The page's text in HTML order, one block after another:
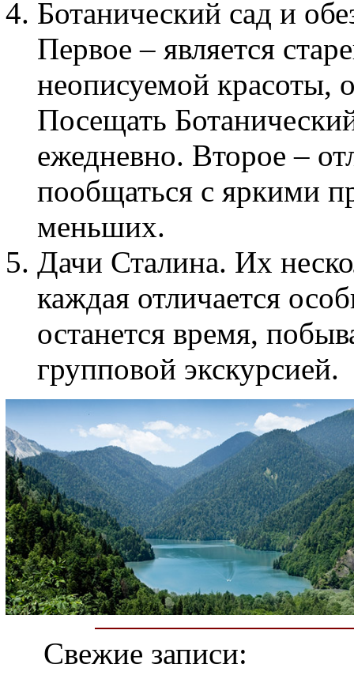
Ботанический сад и
Первое – является
неописуемой красоты,
Посещать
ежедневно. Второе –
пообщаться с яркими
меньших.
Дачи Сталина. Их
каждая отличается
останется время,
групповой экскурсией.
Свежие записи: